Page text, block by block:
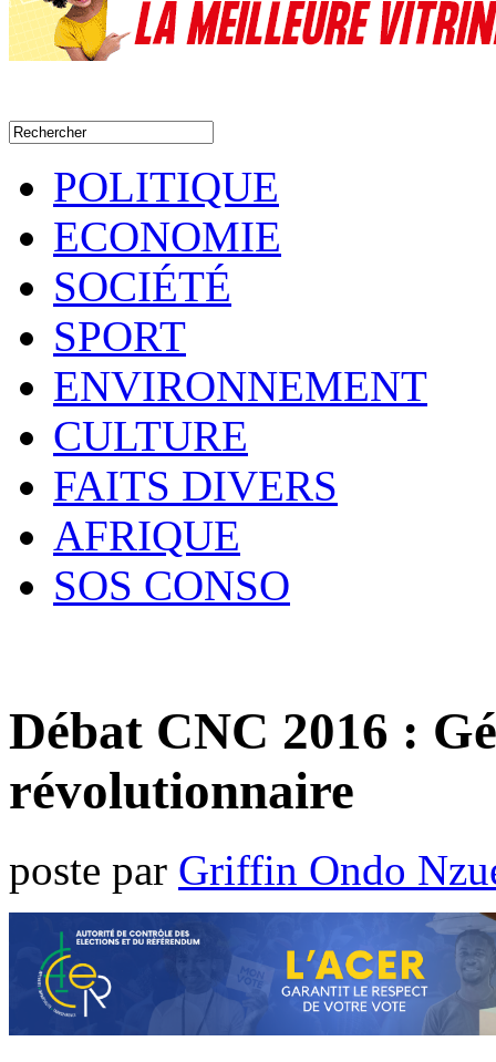
POLITIQUE
ECONOMIE
SOCIÉTÉ
SPORT
ENVIRONNEMENT
CULTURE
FAITS DIVERS
AFRIQUE
SOS CONSO
Débat CNC 2016 :
révolutionnaire
poste par Griffin Ondo